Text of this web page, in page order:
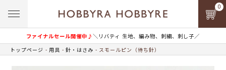
ファイナルセール開催中♪＼リバティ 生地、編み物、刺繍、刺し子／
0
トップページ 用具 針・はさみ スモールピン（待ち針）